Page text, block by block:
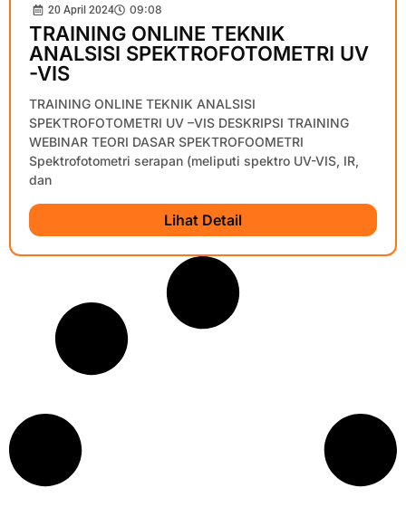
20 April 2024 09:08
TRAINING ONLINE TEKNIK
ANALSISI SPEKTROFOTOMETRI UV
-VIS
TRAINING ONLINE TEKNIK ANALSISI
SPEKTROFOTOMETRI UV –VIS DESKRIPSI TRAINING
WEBINAR TEORI DASAR SPEKTROFOOMETRI
Spektrofotometri serapan (meliputi spektro UV-VIS, IR,
dan
Lihat Detail